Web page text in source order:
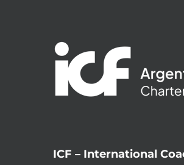
ICF – International